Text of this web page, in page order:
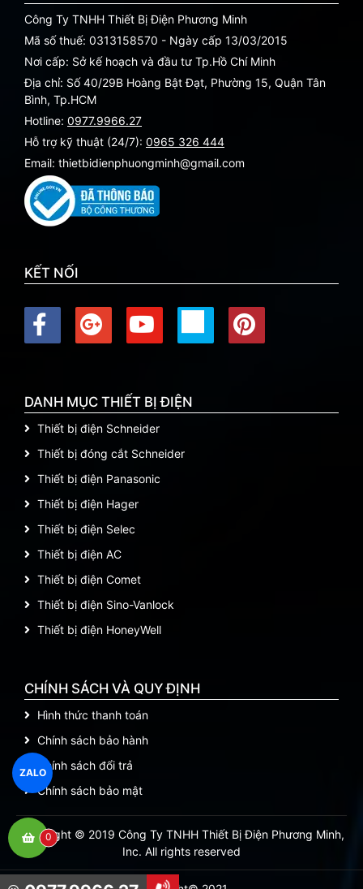
Công Ty TNHH Thiết Bị Điện Phương Minh
Mã số thuế: 0313158570 - Ngày cấp 13/03/2015
Nơi cấp: Sở kế hoạch và đầu tư Tp.Hồ Chí Minh
Địa chỉ: Số 40/29B Hoàng Bật Đạt, Phường 15, Quận Tân
Bình, Tp.HCM
Hotline: 0977.9966.27
Hỗ trợ kỹ thuật (24/7): 0965 326 444
Email: thietbidienphuongminh@gmail.com
KẾT NỐI
DANH MỤC THIẾT BỊ ĐIỆN
Thiết bị điện Schneider
Thiết bị đóng cắt Schneider
Thiết bị điện Panasonic
Thiết bị điện Hager
Thiết bị điện Selec
Thiết bị điện AC
Thiết bị điện Comet
Thiết bị điện Sino-Vanlock
Thiết bị điện HoneyWell
CHÍNH SÁCH VÀ QUY ĐỊNH
Hình thức thanh toán
Chính sách bảo hành
Chính sách đổi trả
Chính sách bảo mật
Copyright © 2019 Công Ty TNHH Thiết Bị Điện Phương Minh,
Inc. All rights reserved
0
ZALO